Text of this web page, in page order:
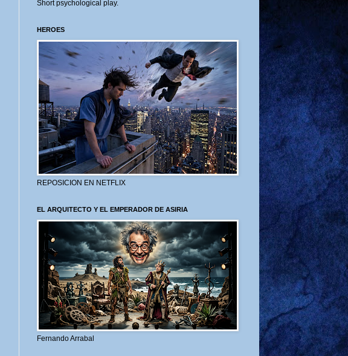
Short psychological play.
HEROES
REPOSICION EN NETFLIX
EL ARQUITECTO Y EL EMPERADOR DE ASIRIA
Fernando Arrabal